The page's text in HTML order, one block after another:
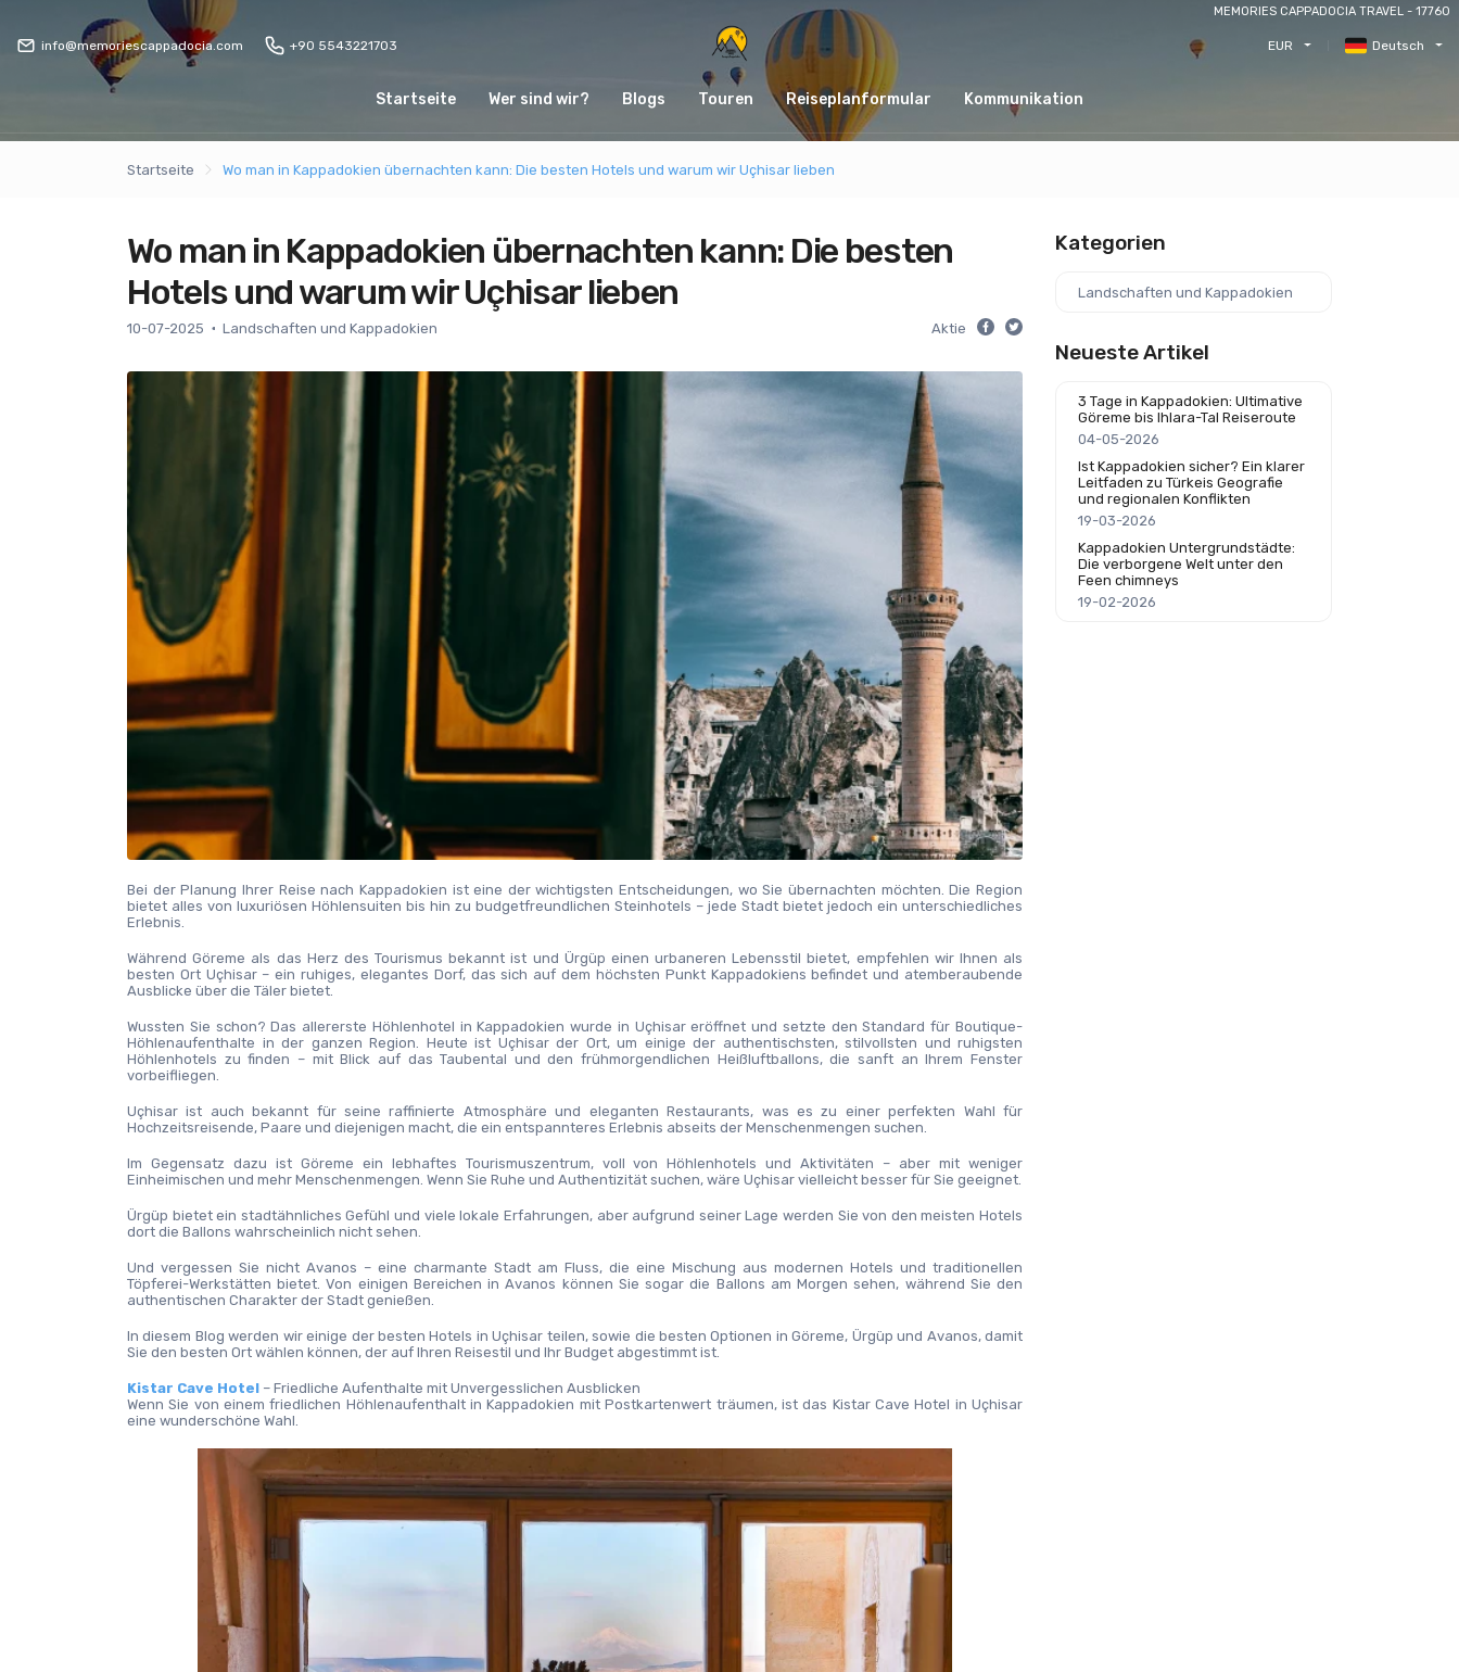
MEMORIES CAPPADOCIA TRAVEL - 17760
info@memoriescappadocia.com +90 5543221703 EUR Deutsch
Startseite Wer sind wir? Blogs Touren Reiseplanformular Kommunikation
Startseite Wo man in Kappadokien übernachten kann: Die besten Hotels und warum wir Uçhisar lieben
Wo man in Kappadokien übernachten kann: Die besten
Hotels und warum wir Uçhisar lieben
10-07-2025 Landschaften und Kappadokien Aktie
Bei der Planung Ihrer Reise nach Kappadokien ist eine der wichtigsten Entscheidungen, wo Sie übernachten möchten. Die Region
bietet alles von luxuriösen Höhlensuiten bis hin zu budgetfreundlichen Steinhotels – jede Stadt bietet jedoch ein unterschiedliches
Erlebnis.
Während Göreme als das Herz des Tourismus bekannt ist und Ürgüp einen urbaneren Lebensstil bietet, empfehlen wir Ihnen als
besten Ort Uçhisar – ein ruhiges, elegantes Dorf, das sich auf dem höchsten Punkt Kappadokiens befindet und atemberaubende
Ausblicke über die Täler bietet.
Wussten Sie schon? Das allererste Höhlenhotel in Kappadokien wurde in Uçhisar eröffnet und setzte den Standard für Boutique-
Höhlenaufenthalte in der ganzen Region. Heute ist Uçhisar der Ort, um einige der authentischsten, stilvollsten und ruhigsten
Höhlenhotels zu finden – mit Blick auf das Taubental und den frühmorgendlichen Heißluftballons, die sanft an Ihrem Fenster
vorbeifliegen.
Uçhisar ist auch bekannt für seine raffinierte Atmosphäre und eleganten Restaurants, was es zu einer perfekten Wahl für
Hochzeitsreisende, Paare und diejenigen macht, die ein entspannteres Erlebnis abseits der Menschenmengen suchen.
Im Gegensatz dazu ist Göreme ein lebhaftes Tourismuszentrum, voll von Höhlenhotels und Aktivitäten – aber mit weniger
Einheimischen und mehr Menschenmengen. Wenn Sie Ruhe und Authentizität suchen, wäre Uçhisar vielleicht besser für Sie geeignet.
Ürgüp bietet ein stadtähnliches Gefühl und viele lokale Erfahrungen, aber aufgrund seiner Lage werden Sie von den meisten Hotels
dort die Ballons wahrscheinlich nicht sehen.
Und vergessen Sie nicht Avanos – eine charmante Stadt am Fluss, die eine Mischung aus modernen Hotels und traditionellen
Töpferei-Werkstätten bietet. Von einigen Bereichen in Avanos können Sie sogar die Ballons am Morgen sehen, während Sie den
authentischen Charakter der Stadt genießen.
In diesem Blog werden wir einige der besten Hotels in Uçhisar teilen, sowie die besten Optionen in Göreme, Ürgüp und Avanos, damit
Sie den besten Ort wählen können, der auf Ihren Reisestil und Ihr Budget abgestimmt ist.
Kistar Cave Hotel – Friedliche Aufenthalte mit Unvergesslichen Ausblicken
Wenn Sie von einem friedlichen Höhlenaufenthalt in Kappadokien mit Postkartenwert träumen, ist das Kistar Cave Hotel in Uçhisar
eine wunderschöne Wahl.
Kategorien
Landschaften und Kappadokien
Neueste Artikel
3 Tage in Kappadokien: Ultimative
Göreme bis Ihlara-Tal Reiseroute
04-05-2026
Ist Kappadokien sicher? Ein klarer
Leitfaden zu Türkeis Geografie
und regionalen Konflikten
19-03-2026
Kappadokien Untergrundstädte:
Die verborgene Welt unter den
Feen chimneys
19-02-2026